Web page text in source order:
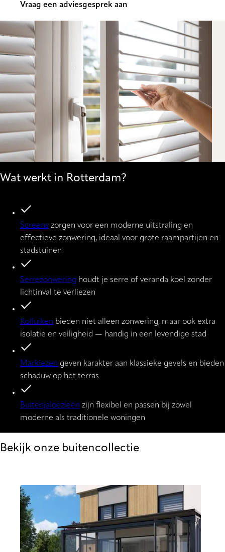
Vraag een adviesgesprek aan
Wat werkt in Rotterdam?
Screens zorgen voor een moderne uitstraling en
effectieve zonwering, ideaal voor grote raampartijen en
stadstuinen
Serrezonwering houdt je serre of veranda koel zonder
lichtinval te verliezen
Rolluiken bieden niet alleen zonwering, maar ook extra
isolatie en veiligheid — handig in een levendige stad
Markiezen geven karakter aan klassieke gevels en bieden
schaduw op het terras
Buitenjaloezieën zijn flexibel en passen bij zowel
moderne als traditionele woningen
Bekijk onze buitencollectie